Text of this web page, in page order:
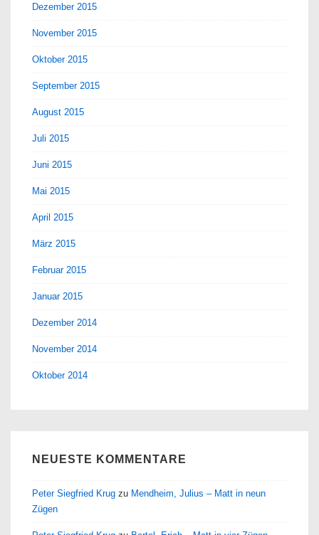
Dezember 2015
November 2015
Oktober 2015
September 2015
August 2015
Juli 2015
Juni 2015
Mai 2015
April 2015
März 2015
Februar 2015
Januar 2015
Dezember 2014
November 2014
Oktober 2014
NEUESTE KOMMENTARE
Peter Siegfried Krug zu Mendheim, Julius – Matt in neun
Zügen